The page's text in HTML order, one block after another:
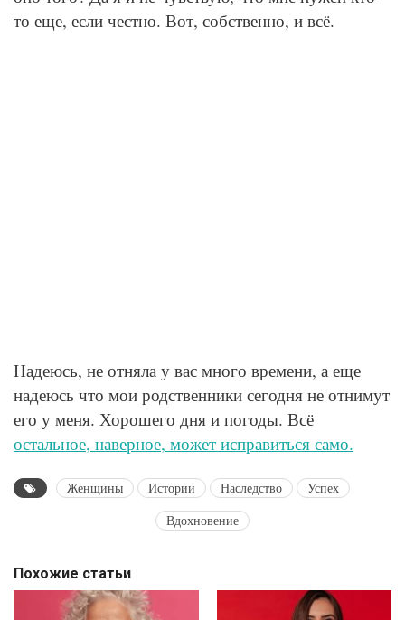
то еще, если честно. Вот, собственно, и всё.
Надеюсь, не отняла у вас много времени, а еще
надеюсь что мои родственники сегодня не отнимут
его у меня. Хорошего дня и погоды. Всё
остальное, наверное, может исправиться само.
Женщины Истории Наследство
Успех
Вдохновение
Похожие статьи